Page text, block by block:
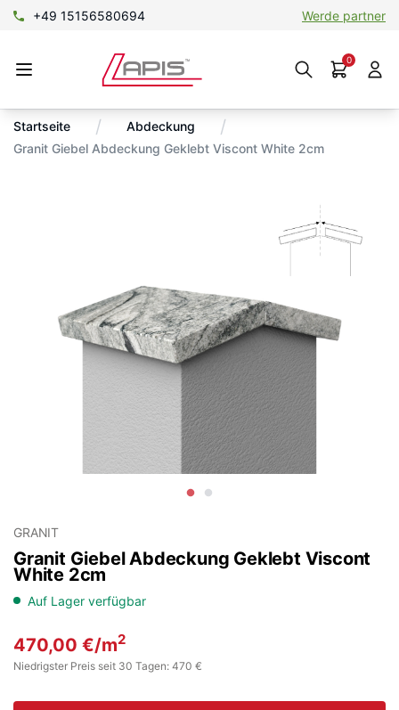
+49 15156580694 Werde partner
0
Startseite / Abdeckung /
Granit Giebel Abdeckung Geklebt Viscont White 2cm
GRANIT
Granit Giebel Abdeckung Geklebt Viscont
White 2cm
Auf Lager verfügbar
470,00 €/m2
Niedrigster Preis seit 30 Tagen: 470 €